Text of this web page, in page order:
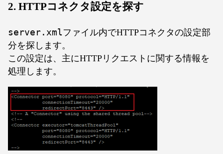
2. HTTPコネクタ設定を探す
server.xml ファイル内でHTTPコネクタの設定部
分を探します。
この設定は、主にHTTPリクエストに関する情報を
処理します。